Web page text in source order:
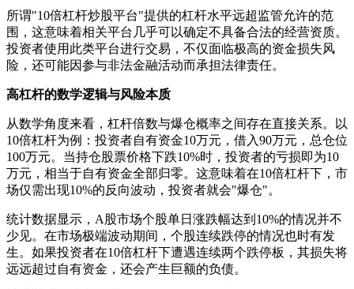
所谓"10倍杠杆炒股平台"提供的杠杆水平远超监管允许的范
围，这意味着相关平台几乎可以确定不具备合法的经营资质。
投资者使用此类平台进行交易，不仅面临极高的资金损失风
险，还可能因参与非法金融活动而承担法律责任。
高杠杆的数学逻辑与风险本质
从数学角度来看，杠杆倍数与爆仓概率之间存在直接关系。以
10倍杠杆为例：投资者自有资金10万元，借入90万元，总仓位
100万元。当持仓股票价格下跌10%时，投资者的亏损即为10
万元，相当于自有资金全部归零。这意味着在10倍杠杆下，市
场仅需出现10%的反向波动，投资者就会"爆仓"。
统计数据显示，A股市场个股单日涨跌幅达到10%的情况并不
少见。在市场极端波动期间，个股连续跌停的情况也时有发
生。如果投资者在10倍杠杆下遭遇连续两个跌停板，其损失将
远远超过自有资金，还会产生巨额的负债。